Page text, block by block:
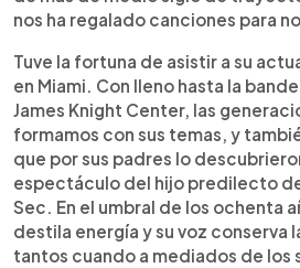
nos ha regalado canciones para
Tuve la fortuna de asistir a su
en Miami. Con lleno hasta la
James Knight Center, las
formamos con sus temas, y
que por sus padres lo
espectáculo del hijo predilecto
Sec. En el umbral de los ochenta
destila energía y su voz conserva
tantos cuando a mediados de los